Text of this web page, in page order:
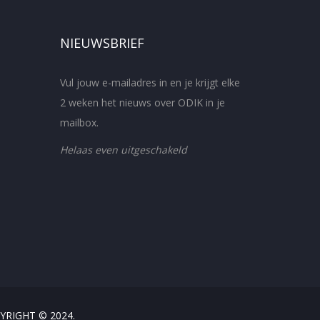
NIEUWSBRIEF
Vul jouw e-mailadres in en je krijgt elke
2 weken het nieuws over ODIK in je
mailbox.
Helaas even uitgeschakeld
© 2024.